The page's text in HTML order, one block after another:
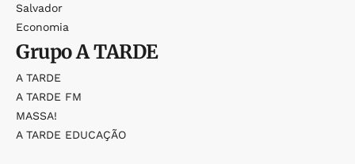
Salvador
Economia
GrupoA TARDE
A TARDE
A TARDE FM
MASSA!
A TARDE EDUCAÇÃO